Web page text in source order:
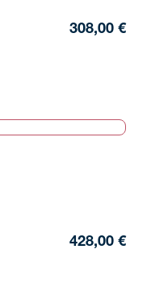
308,00 €
428,00 €